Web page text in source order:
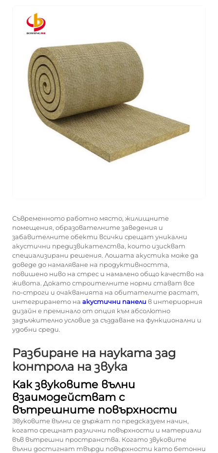
Съвременното работно място, жилищните
помещения, образователните заведения и
забавителните обекти всички срещат уникални
акустични предизвикателства, които изискват
специализирани решения. Лошата акустика може да
доведе до намаляване на продуктивността,
повишено ниво на стрес и намалено общо качество на
живота. Докато строителните норми стават все
по-строги и очакванията на обитателите растат,
интегрирането на акустични панели в интериорния
дизайн е преминало от опция към абсолютно
задължително условие за създаване на функционални и
удобни среди.
Разбиране на науката зад
контрола на звука
Как звуковите вълни
взаимодействат с
вътрешните повърхности
Звуковите вълни се държат по предсказуем начин,
когато срещнат различни повърхности и материали
във вътрешни пространства. Когато звуковите
вълни достигнат твърди повърхности като бетонни